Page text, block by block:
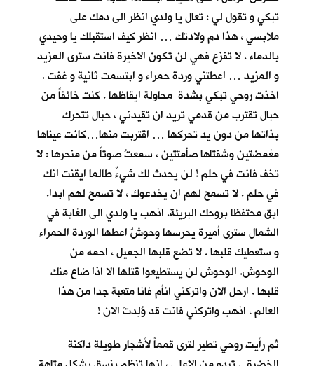
تبكي و تقول لي : تعال يا ولدي انظر الى دمك على
ملابسي ، هذا دم ولادتك … انظر كيف استقبلك يا وحيدي
بالدماء . لا تفزع فهي لن تكون الاخيرة فانت سترى المزيد
و المزيد … اعطتني وردة حمراء و ابتسمت ثانية و غفت .
اخذت روحي تبكي بشدة محاولة ايقاظها . كنت خائفاً من
حبال تقترب من قدمي تريد ان تقيدني ، حبال تتحرك
بذاتها من دون يد تحركها … اقتربت منها…كانت عيناها
مغمضتين وشفتاها صأمتتين ، سمعتُ صوتاً من منحرها : لا
تخف فانت في حلم ! لن يحدث لك شيءٌ طالما ايقنت انك
في حلم . لا تسمح لهم ان يخدعوك ، لا تسمح لهم ابدا.
ابق محتفظا بروحك البريئة. اذهب يا ولدي الى الغابة في
الشمال سترى أميرة يحرسها وحوشٌ اعطها الوردة الحمراء
و ستعطيك قلبها . لا تضع قلبها الجميل ، احمه من
الوحوش. الوحوش لن يستطيعوا قتلها الا اذا ضاع منك
قلبها . ارحل الان واتركني انأم فانا متعبة جدا من هذا
العالم ، اذهب واتركني فانت قد وُلِدتَ الان !
ثم رأيت روحي تطير لترى قمماً لأشجارٍ طويلة داكنة